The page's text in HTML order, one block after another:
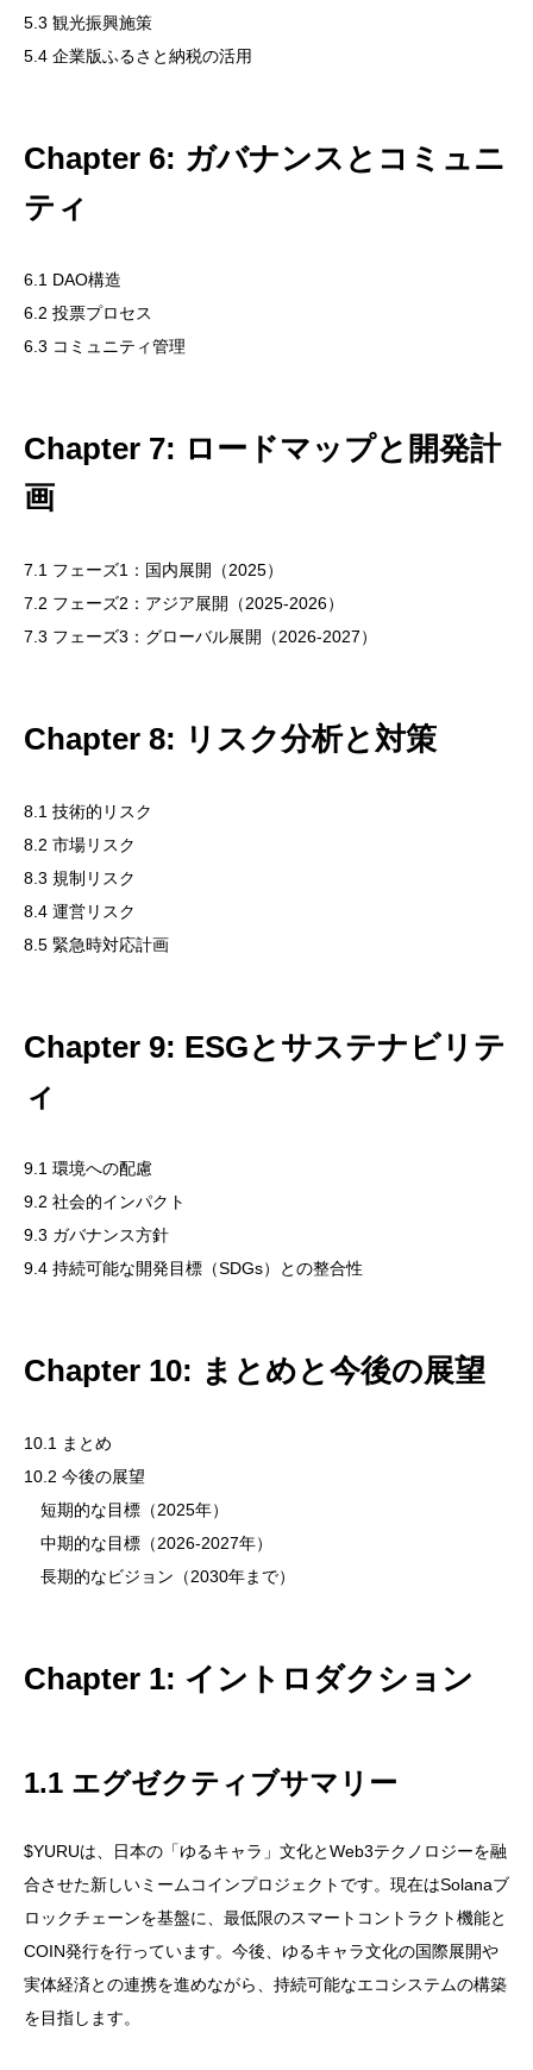
5.3 観光振興施策
5.4 企業版ふるさと納税の活用
Chapter 6: ガバナンスとコミュニ
ティ
6.1 DAO構造
6.2 投票プロセス
6.3 コミュニティ管理
Chapter 7: ロードマップと開発計
画
7.1 フェーズ1：国内展開（2025）
7.2 フェーズ2：アジア展開（2025-2026）
7.3 フェーズ3：グローバル展開（2026-2027）
Chapter 8: リスク分析と対策
8.1 技術的リスク
8.2 市場リスク
8.3 規制リスク
8.4 運営リスク
8.5 緊急時対応計画
Chapter 9: ESGとサステナビリテ
ィ
9.1 環境への配慮
9.2 社会的インパクト
9.3 ガバナンス方針
9.4 持続可能な開発目標（SDGs）との整合性
Chapter 10: まとめと今後の展望
10.1 まとめ
10.2 今後の展望
短期的な目標（2025年）
中期的な目標（2026-2027年）
長期的なビジョン（2030年まで）
Chapter 1: イントロダクション
1.1 エグゼクティブサマリー
$YURUは、日本の「ゆるキャラ」文化とWeb3テクノロジーを融
合させた新しいミームコインプロジェクトです。現在はSolanaブ
ロックチェーンを基盤に、最低限のスマートコントラクト機能と
COIN発行を行っています。今後、ゆるキャラ文化の国際展開や
実体経済との連携を進めながら、持続可能なエコシステムの構築
を目指します。